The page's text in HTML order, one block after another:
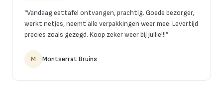
“Vandaag eettafel ontvangen, prachtig. Goede bezorger,
werkt netjes, neemt alle verpakkingen weer mee. Levertijd
precies zoals gezegd. Koop zeker weer bij jullie!!!”
M Montserrat Bruins